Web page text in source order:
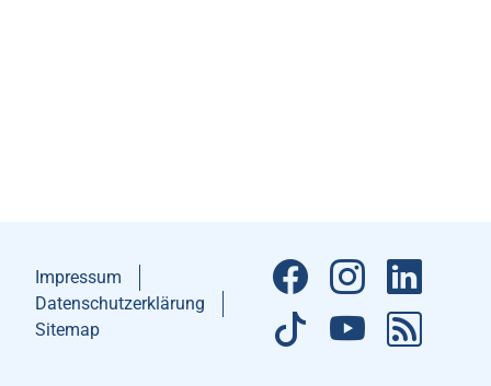
Impressum
Datenschutzerklärung
Sitemap